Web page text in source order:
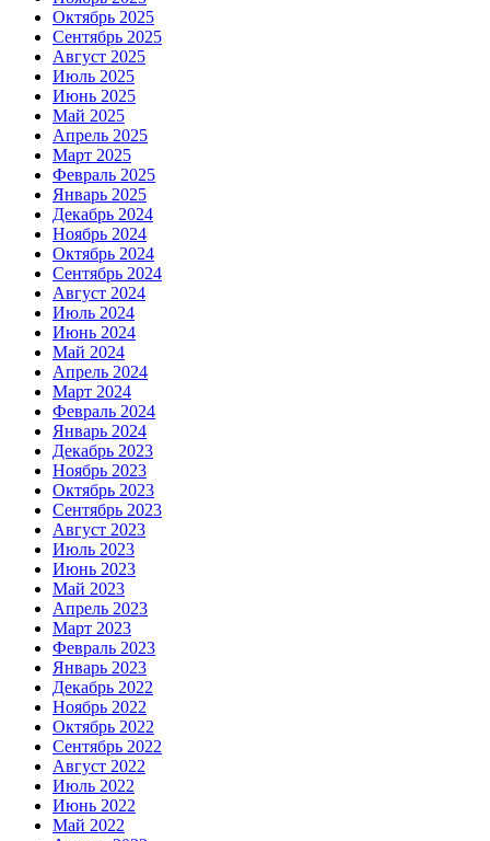
Октябрь 2025
Сентябрь 2025
Август 2025
Июль 2025
Июнь 2025
Май 2025
Апрель 2025
Март 2025
Февраль 2025
Январь 2025
Декабрь 2024
Ноябрь 2024
Октябрь 2024
Сентябрь 2024
Август 2024
Июль 2024
Июнь 2024
Май 2024
Апрель 2024
Март 2024
Февраль 2024
Январь 2024
Декабрь 2023
Ноябрь 2023
Октябрь 2023
Сентябрь 2023
Август 2023
Июль 2023
Июнь 2023
Май 2023
Апрель 2023
Март 2023
Февраль 2023
Январь 2023
Декабрь 2022
Ноябрь 2022
Октябрь 2022
Сентябрь 2022
Август 2022
Июль 2022
Июнь 2022
Май 2022